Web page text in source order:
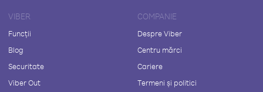
VIBER
Funcții
Blog
Securitate
Viber Out
COMPANIE
Despre Viber
Centru mărci
Cariere
Termeni și politici